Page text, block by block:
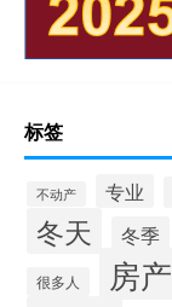
标签
不动产 专业
冬天 冬季
很多人 房产